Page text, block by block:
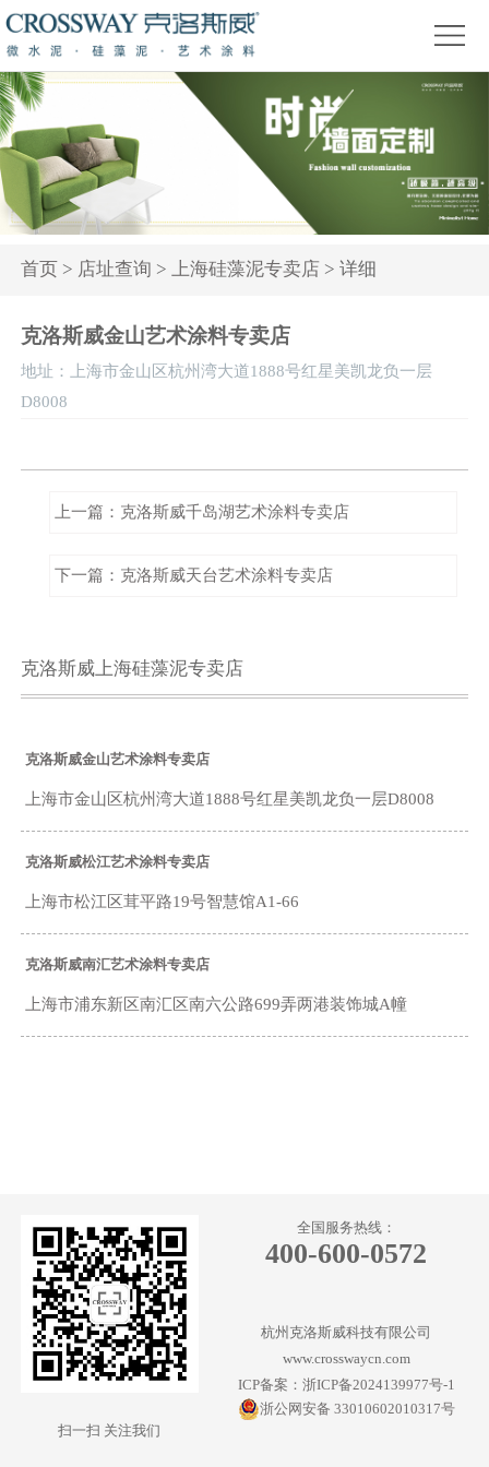
首
页
关
于
我
们
产
品
中
品
新
首页 > 店址查询 > 上海硅藻泥专卖店 > 详细
克洛斯威金山艺术涂料专卖店
地址：上海市金山区杭州湾大道1888号红星美凯龙负一层
D8008
上一篇：克洛斯威千岛湖艺术涂料专卖店
下一篇：克洛斯威天台艺术涂料专卖店
克洛斯威上海硅藻泥专卖店
克洛斯威金山艺术涂料专卖店
上海市金山区杭州湾大道1888号红星美凯龙负一层D8008
克洛斯威松江艺术涂料专卖店
上海市松江区茸平路19号智慧馆A1-66
克洛斯威南汇艺术涂料专卖店
上海市浦东新区南汇区南六公路699弄两港装饰城A幢
扫一扫 关注我们
全国服务热线：
400-600-0572
杭州克洛斯威科技有限公司
www.crosswaycn.com
ICP备案：浙ICP备2024139977号-1
浙公网安备 33010602010317号